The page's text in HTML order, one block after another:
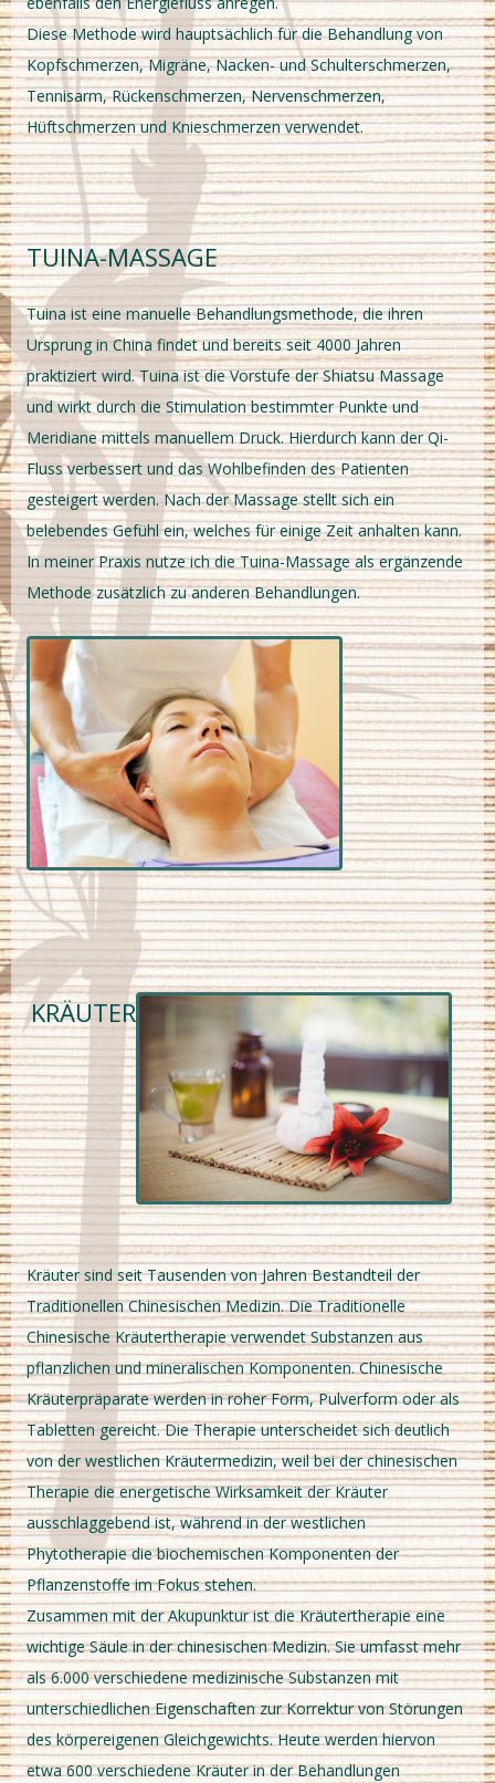
Diese Methode wird hauptsächlich für die Behandlung von
Kopfschmerzen, Migräne, Nacken- und Schulterschmerzen,
Tennisarm, Rückenschmerzen, Nervenschmerzen,
Hüftschmerzen und Knieschmerzen verwendet.
TUINA-MASSAGE
Tuina ist eine manuelle Behandlungsmethode, die ihren
Ursprung in China findet und bereits seit 4000 Jahren
praktiziert wird. Tuina ist die Vorstufe der Shiatsu Massage
und wirkt durch die Stimulation bestimmter Punkte und
Meridiane mittels manuellem Druck. Hierdurch kann der Qi-
Fluss verbessert und das Wohlbefinden des Patienten
gesteigert werden. Nach der Massage stellt sich ein
belebendes Gefühl ein, welches für einige Zeit anhalten kann.
In meiner Praxis nutze ich die Tuina-Massage als ergänzende
Methode zusätzlich zu anderen Behandlungen.
KRÄUTER
Kräuter sind seit Tausenden von Jahren Bestandteil der
Traditionellen Chinesischen Medizin. Die Traditionelle
Chinesische Kräutertherapie verwendet Substanzen aus
pflanzlichen und mineralischen Komponenten. Chinesische
Kräuterpräparate werden in roher Form, Pulverform oder als
Tabletten gereicht. Die Therapie unterscheidet sich deutlich
von der westlichen Kräutermedizin, weil bei der chinesischen
Therapie die energetische Wirksamkeit der Kräuter
ausschlaggebend ist, während in der westlichen
Phytotherapie die biochemischen Komponenten der
Pflanzenstoffe im Fokus stehen.
Zusammen mit der Akupunktur ist die Kräutertherapie eine
wichtige Säule in der chinesischen Medizin. Sie umfasst mehr
als 6.000 verschiedene medizinische Substanzen mit
unterschiedlichen Eigenschaften zur Korrektur von Störungen
des körpereigenen Gleichgewichts. Heute werden hiervon
etwa 600 verschiedene Kräuter in der Behandlungen